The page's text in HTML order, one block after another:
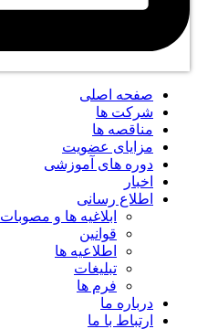
صفحه اصلی
شرکت ها
مناقصه ها
مزایای عضویت
دوره های آموزشی
اخبار
اطلاع رسانی
ابلاغیه ها و مصوبات
قوانین
اطلاعیه ها
تبلیغات
فرم ها
درباره ما
ارتباط با ما